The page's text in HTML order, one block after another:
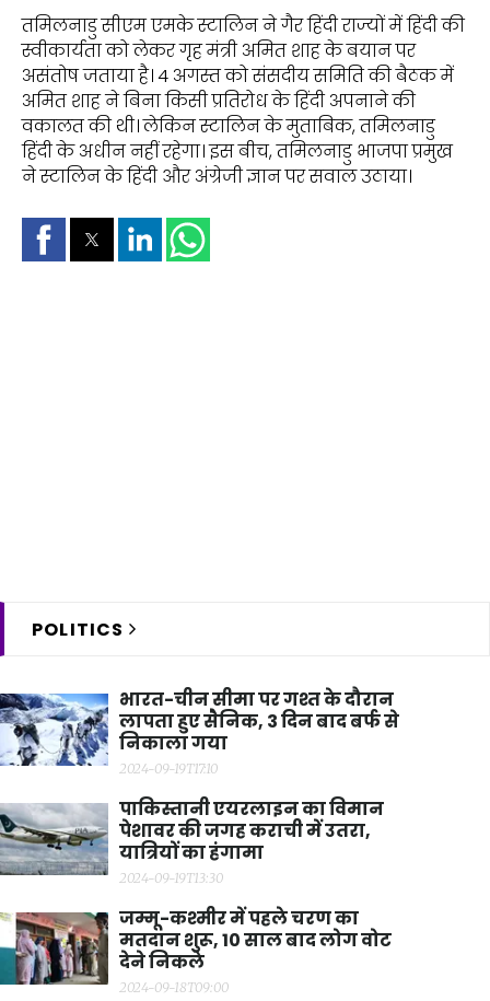
तमिलनाडु सीएम एमके स्टालिन ने गैर हिंदी राज्यों में हिंदी की
स्वीकार्यता को लेकर गृह मंत्री अमित शाह के बयान पर
असंतोष जताया है। 4 अगस्त को संसदीय समिति की बैठक में
अमित शाह ने बिना किसी प्रतिरोध के हिंदी अपनाने की
वकालत की थी। लेकिन स्टालिन के मुताबिक, तमिलनाडु
हिंदी के अधीन नहीं रहेगा। इस बीच, तमिलनाडु भाजपा प्रमुख
ने स्टालिन के हिंदी और अंग्रेजी ज्ञान पर सवाल उठाया।
POLITICS
भारत-चीन सीमा पर गश्त के दौरान
लापता हुए सैनिक, 3 दिन बाद बर्फ से
निकाला गया
2024-09-19T17:10
पाकिस्तानी एयरलाइन का विमान
पेशावर की जगह कराची में उतरा,
यात्रियों का हंगामा
2024-09-19T13:30
जम्मू-कश्मीर में पहले चरण का
मतदान शुरू, 10 साल बाद लोग वोट
देने निकले
2024-09-18T09:00